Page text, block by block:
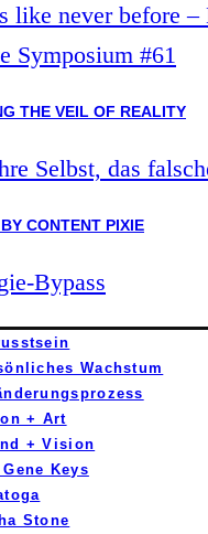
like never before –
Symposium #61
Selbst, das
Bypass
Wachstum
+ Art
+ Vision
Keys
Stone